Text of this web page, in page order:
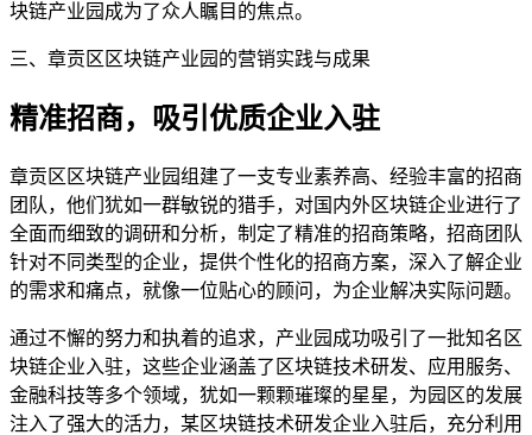
块链产业园成为了众人瞩目的焦点。
三、章贡区区块链产业园的营销实践与成果
精准招商，吸引优质企业入驻
章贡区区块链产业园组建了一支专业素养高、经验丰富的招商
团队，他们犹如一群敏锐的猎手，对国内外区块链企业进行了
全面而细致的调研和分析，制定了精准的招商策略，招商团队
针对不同类型的企业，提供个性化的招商方案，深入了解企业
的需求和痛点，就像一位贴心的顾问，为企业解决实际问题。
通过不懈的努力和执着的追求，产业园成功吸引了一批知名区
块链企业入驻，这些企业涵盖了区块链技术研发、应用服务、
金融科技等多个领域，犹如一颗颗璀璨的星星，为园区的发展
注入了强大的活力，某区块链技术研发企业入驻后，充分利用